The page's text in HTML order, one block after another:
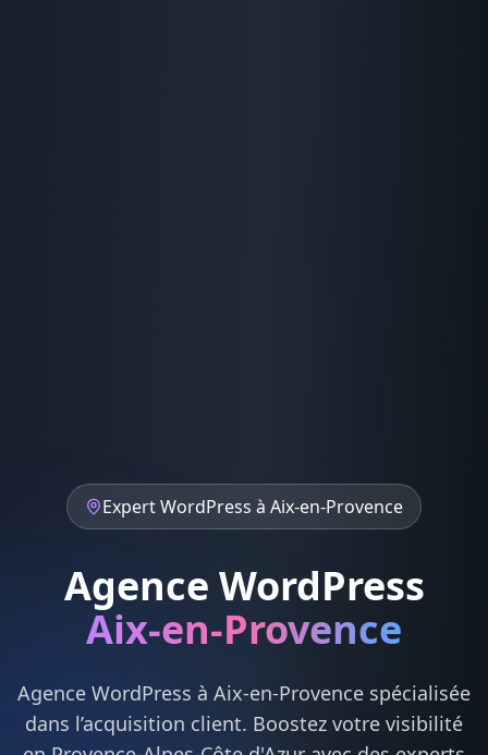
ExpertWordPress à Aix-en-Provence
Agence WordPress
Aix-en-Provence
Agence WordPress à Aix-en-Provence spécialisée
dans l’acquisition client. Boostez votre visibilité